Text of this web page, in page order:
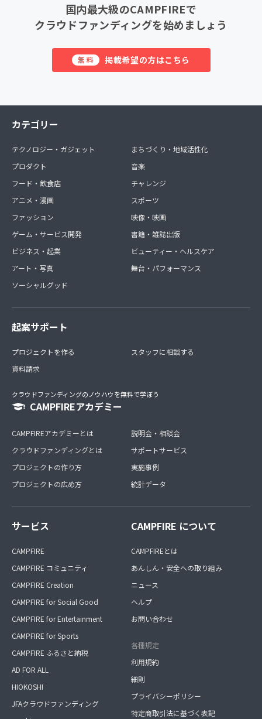
国内最大級のCAMPFIREで
クラウドファンディングを始めましょう
無料 掲載希望の方はこちら
カテゴリー
テクノロジー・ガジェット
プロダクト
フード・飲食店
アニメ・漫画
ファッション
ゲーム・サービス開発
ビジネス・起業
アート・写真
ソーシャルグッド
まちづくり・地域活性化
音楽
チャレンジ
スポーツ
映像・映画
書籍・雑誌出版
ビューティー・ヘルスケア
舞台・パフォーマンス
起案サポート
プロジェクトを作る
資料請求
スタッフに相談する
クラウドファンディングのノウハウを無料で学ぼう
CAMPFIREアカデミー
CAMPFIREアカデミーとは
クラウドファンディングとは
プロジェクトの作り方
プロジェクトの広め方
説明会・相談会
サポートサービス
実施事例
統計データ
サービス
CAMPFIRE
CAMPFIRE コミュニティ
CAMPFIRE Creation
CAMPFIRE for Social Good
CAMPFIRE for Entertainment
CAMPFIRE for Sports
CAMPFIRE ふるさと納税
AD FOR ALL
HIOKOSHI
JFAクラウドファンディング
CAMPFIRE について
CAMPFIREとは
あんしん・安全への取り組み
ニュース
ヘルプ
お問い合わせ
各種規定
利用規約
細則
プライバシーポリシー
特定商取引法に基づく表記